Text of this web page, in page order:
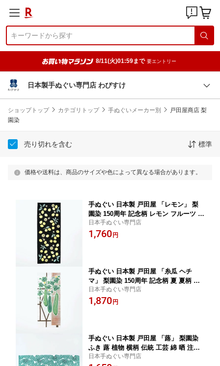
8/11(火)01:59まで 要エントリー
日本製手ぬぐい専門店 わびすけ
ショップトップ カテゴリトップ 手ぬぐいメーカー別
戸田屋商店 梨
園染
売り切れを含む 標準
価格や送料は、商品のサイズや色によって異なる場合があります。
手ぬぐい 日本製 戸田屋 「レモン」 梨
園染 150周年 記念柄 レモン フルーツ 果
物 縦柄 横柄 伝統 工芸 綿 晒 注染 注染
手ぬぐい サイズ タペストリー インテリ
日本手ぬぐい専門店
1,760 円
手ぬぐい 日本製 戸田屋 「糸瓜 ヘチ
マ」 梨園染 150周年 記念柄 夏 夏柄 縦
柄 ヘチマ へちま 伝統 工芸 綿 晒 注染
注染 手ぬぐい サイズ タペストリー イ
日本手ぬぐい専門店
1,870 円
手ぬぐい 日本製 戸田屋 「蕗」 梨園染
ふき 蕗 植物 横柄 伝統 工芸 綿 晒 注染
注染 手ぬぐい サイズ タペストリー イ
日本手ぬぐい専門店